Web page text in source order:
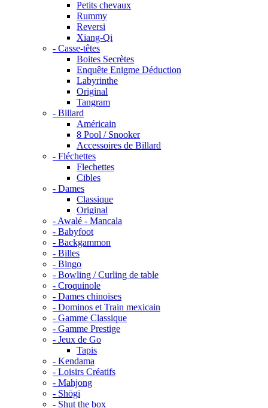
Petits chevaux
Rummy
Reversi
Xiang-Qi
- Casse-têtes
Boites Secrètes
Enquête Enigme Déduction
Labyrinthe
Original
Tangram
- Billard
Américain
8 Pool / Snooker
Accessoires de Billard
- Fléchettes
Flechettes
Cibles
- Dames
Classique
Original
- Awalé - Mancala
- Babyfoot
- Backgammon
- Billes
- Bingo
- Bowling / Curling de table
- Croquinole
- Dames chinoises
- Dominos et Train mexicain
- Gamme Classique
- Gamme Prestige
- Jeux de Go
Tapis
- Kendama
- Loisirs Créatifs
- Mahjong
- Shōgi
- Shut the box